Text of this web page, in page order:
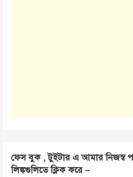
ফেস বুক , টুইটার এ আমার নিজস্ব
লিঙ্কগুলিতে ক্লিক করে –